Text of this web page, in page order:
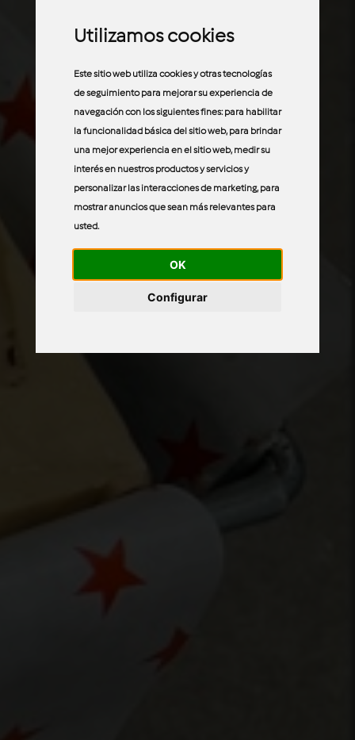
Utilizamos cookies
Este sitio web utiliza cookies y otras tecnologías
de seguimiento para mejorar su experiencia de
navegación con los siguientes fines:para habilitar
la funcionalidad básica del sitio web,para brindar
una mejor experiencia en el sitio web,medir su
interés en nuestros productos y servicios y
personalizar las interacciones de marketing,para
mostrar anuncios que sean más relevantes para
usted.
OK
Configurar